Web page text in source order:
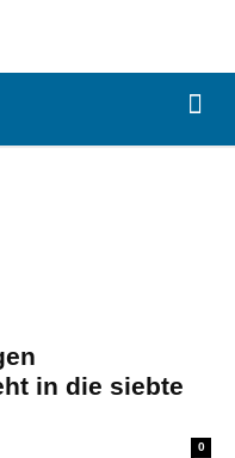
in die siebte
0